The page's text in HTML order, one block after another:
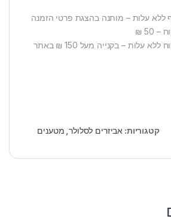
ללא עלות – מותנה בהצגת פרטי הזמנה
₪
עלות – בקנייה מעל 150 ₪ באתר
קטגוריות: אביזרים לסלולר, מטענים